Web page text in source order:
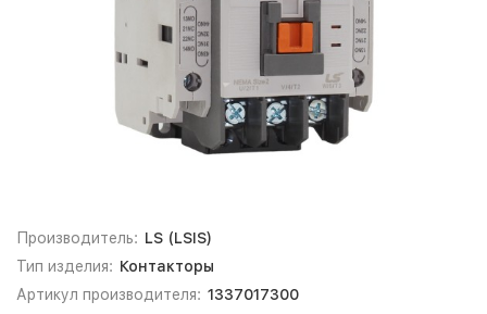
Производитель: LS (LSIS)
Тип изделия: Контакторы
Артикул производителя: 1337017300